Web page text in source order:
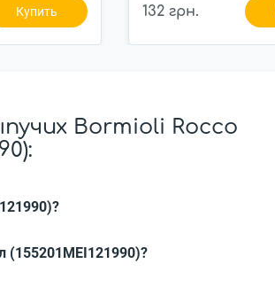
Купить 132 грн.
Bormioli Rocco
(155201MEI121990)?